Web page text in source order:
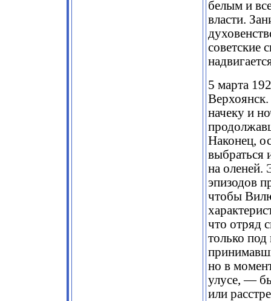
белым и
власти.
советские
5 марта
начеку и
Наконец,
выбраться
на оленей.
эпизодов
чтобы
что отряд
только
но в
улусе, —
или